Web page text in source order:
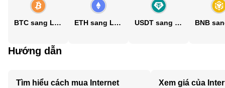
BTC sang LKR ETH sang LKR USDT sang LKR
Hướng dẫn
Tìm hiểu cách mua Internet
Xem giá của